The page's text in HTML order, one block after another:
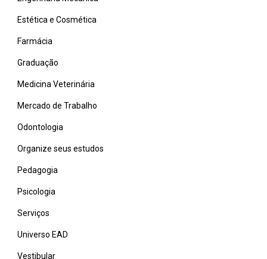
Estética e Cosmética
Farmácia
Graduação
Medicina Veterinária
Mercado de Trabalho
Odontologia
Organize seus estudos
Pedagogia
Psicologia
Serviços
Universo EAD
Vestibular